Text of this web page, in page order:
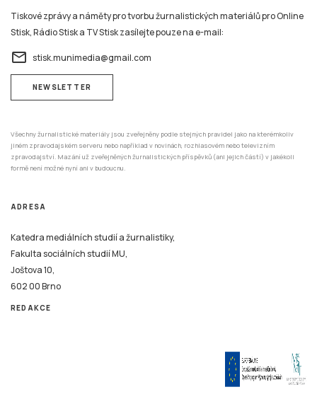
Tiskové zprávy a náměty pro tvorbu žurnalistických materiálů pro Online
Stisk, Rádio Stisk a TV Stisk zasílejte pouze na e-mail:
email stisk.munimedia@gmail.com
NEWSLETTER
Všechny žurnalistické materiály jsou zveřejněny podle stejných pravidel jako na kterémkoliv
jiném zpravodajském serveru nebo například v novinách, rozhlasovém nebo televizním
zpravodajství. Mazání už zveřejněných žurnalistických příspěvků (ani jejich částí) v jakékoli
formě není možné nyní ani v budoucnu.
ADRESA
Katedra mediálních studií a žurnalistiky,
Fakulta sociálních studií MU,
Joštova 10,
602 00 Brno
REDAKCE